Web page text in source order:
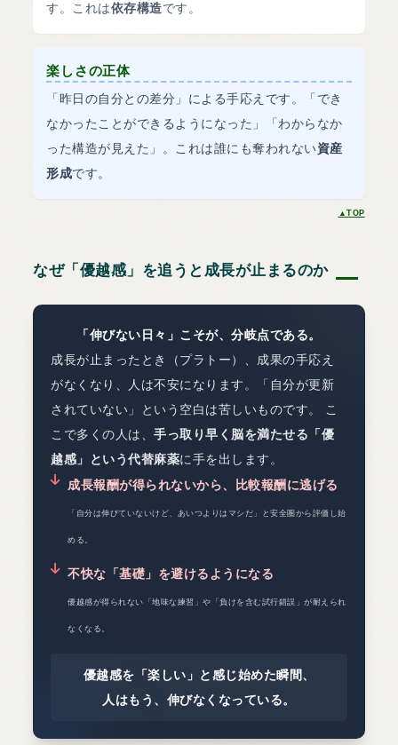
す。これは依存構造です。
楽しさの正体
「昨日の自分との差分」による手応えです。「でき
なかったことができるようになった」「わからなか
った構造が見えた」。これは誰にも奪われない資産
形成です。
▲TOP
なぜ「優越感」を追うと成長が止まるのか
「伸びない日々」こそが、分岐点である。
成長が止まったとき（プラトー）、成果の手応え
がなくなり、人は不安になります。「自分が更新
されていない」という空白は苦しいものです。 こ
こで多くの人は、手っ取り早く脳を満たせる「優
越感」という代替麻薬に手を出します。
成長報酬が得られないから、比較報酬に逃げる
「自分は伸びていないけど、あいつよりはマシだ」と安全圏から評価し始
める。
不快な「基礎」を避けるようになる
優越感が得られない「地味な練習」や「負けを含む試行錯誤」が耐えられ
なくなる。
優越感を「楽しい」と感じ始めた瞬間、
人はもう、伸びなくなっている。